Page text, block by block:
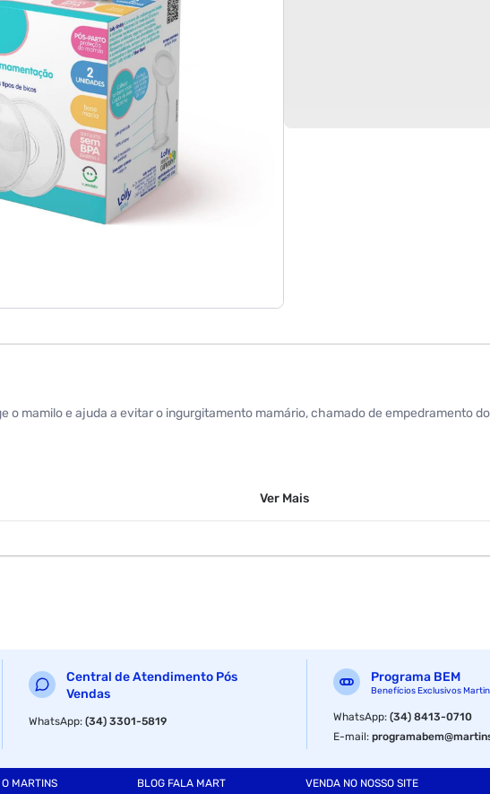
o mamilo e ajuda a evitar o ingurgitamento mamário, chamado de empedramento
Ver Mais
Central de Atendimento Pós
Vendas
WhatsApp:(34) 3301-5819
Programa BEM
Benefícios Exclusivos
WhatsApp:(34) 8413-0710
E-mail:
MARTINS BLOG FALA MART VENDA NO NOSSO SITE